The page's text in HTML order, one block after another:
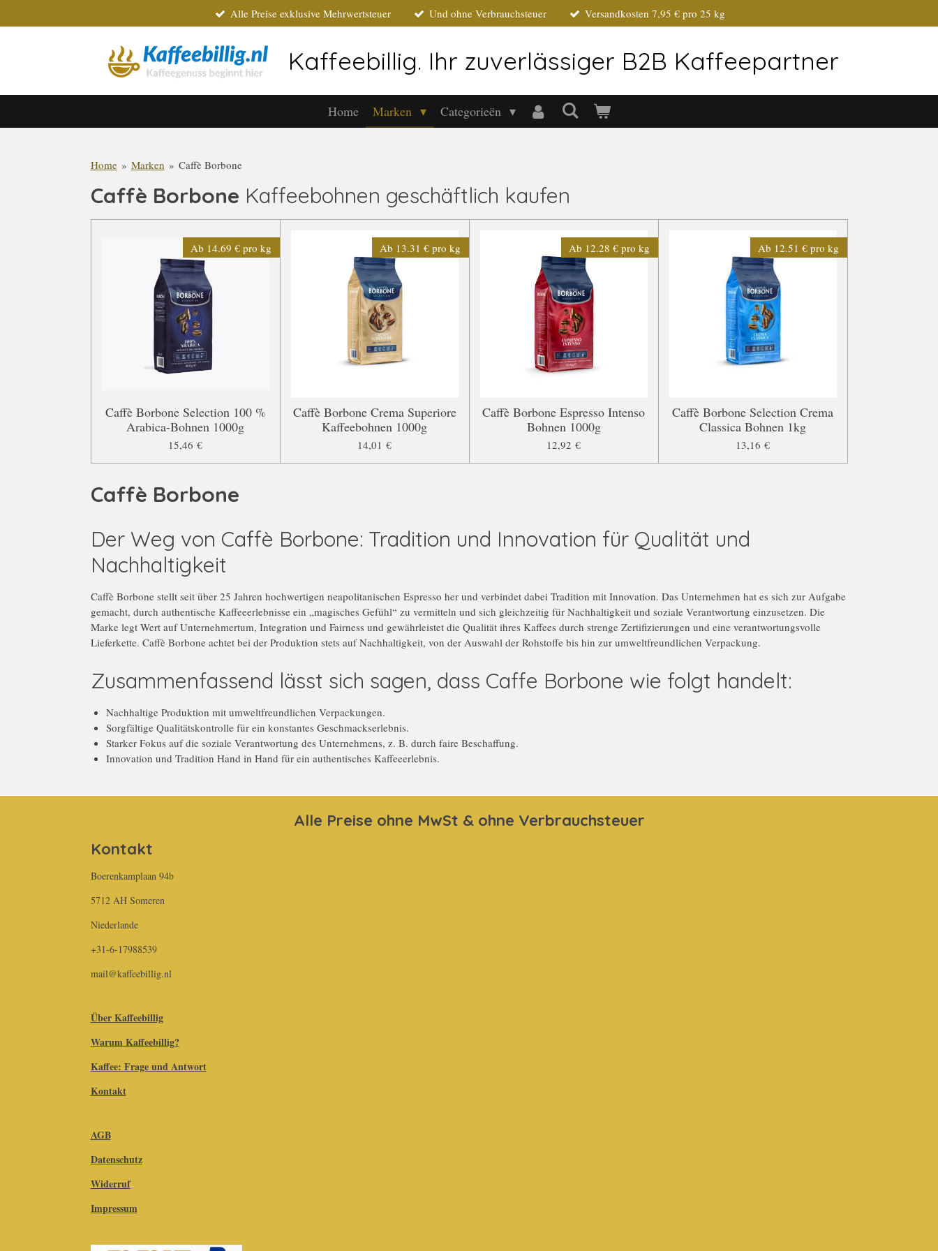
Hauptinhalt
Alle Preise exklusive Mehrwertsteuer Und ohne Verbrauchsteuer Versandkosten 7,95 € pro 25 kg
Kaffeebillig. Ihr zuverlässiger B2B Kaffeepartner
Home Marken Categorieën
Home » Marken » Caffè Borbone
Caffè Borbone Kaffeebohnen geschäftlich kaufen
Ab 14.69 € pro kg
Caffè Borbone Selection 100 %
Arabica-Bohnen 1000g
15,46 €
Ab 13.31 € pro kg
Caffè Borbone Crema Superiore
Kaffeebohnen 1000g
14,01 €
Ab 12.28 € pro kg
Caffè Borbone Espresso Intenso
Bohnen 1000g
12,92 €
Ab 12.51 € pro kg
Caffè Borbone Selection Crema
Classica Bohnen 1kg
13,16 €
Caffè Borbone
Der Weg von Caffè Borbone: Tradition und Innovation für Qualität und
Nachhaltigkeit
Caffè Borbone stellt seit über 25 Jahren hochwertigen neapolitanischen Espresso her und verbindet dabei Tradition mit Innovation. Das Unternehmen hat es sich zur Aufgabe
gemacht, durch authentische Kaffeeerlebnisse ein „magisches Gefühl“ zu vermitteln und sich gleichzeitig für Nachhaltigkeit und soziale Verantwortung einzusetzen. Die
Marke legt Wert auf Unternehmertum, Integration und Fairness und gewährleistet die Qualität ihres Kaffees durch strenge Zertifizierungen und eine verantwortungsvolle
Lieferkette. Caffè Borbone achtet bei der Produktion stets auf Nachhaltigkeit, von der Auswahl der Rohstoffe bis hin zur umweltfreundlichen Verpackung.
Zusammenfassend lässt sich sagen, dass Caffe Borbone wie folgt handelt:
Nachhaltige Produktion mit umweltfreundlichen Verpackungen.
Sorgfältige Qualitätskontrolle für ein konstantes Geschmackserlebnis.
Starker Fokus auf die soziale Verantwortung des Unternehmens, z. B. durch faire Beschaffung.
Innovation und Tradition Hand in Hand für ein authentisches Kaffeeerlebnis.
Alle Preise ohne MwSt & ohne Verbrauchsteuer
Kontakt
Boerenkamplaan 94b
5712 AH Someren
Niederlande
+31-6-17988539
mail@kaffeebillig.nl
Über Kaffeebillig
Warum Kaffeebillig?
Kaffee: Frage und Antwort
Kontakt
AGB
Datenschutz
Widerruf
Impressum